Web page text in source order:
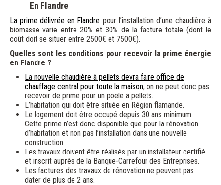
En Flandre
La prime délivrée en Flandre pour l’installation d’une chaudière à
biomasse varie entre 20% et 30% de la facture totale (dont le
coût doit se situer entre 2500€ et 7500€).
Quelles sont les conditions pour recevoir la prime énergie
en Flandre ?
La nouvelle chaudière à pellets devra faire office de
chauffage central pour toute la maison, on ne peut donc pas
recevoir de prime pour un poêle à pellets.
L’habitation qui doit être située en Région flamande.
Le logement doit être occupé depuis 30 ans minimum.
Cette prime n’est donc disponible que pour la rénovation
d’habitation et non pas l’installation dans une nouvelle
construction.
Les travaux doivent être réalisés par un installateur certifié
et inscrit auprès de la Banque-Carrefour des Entreprises.
Les factures des travaux de rénovation ne peuvent pas
dater de plus de 2 ans.